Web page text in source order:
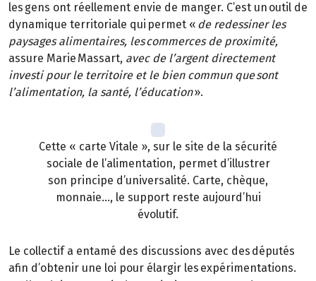
les gens ont réellement envie de manger. C’est un outil de
dynamique territoriale qui permet « de redessiner les
paysages alimentaires, les commerces de proximité,
assure Marie Massart, avec de l’argent directement
investi pour le territoire et le bien commun que sont
l’alimentation, la santé, l’éducation».
Cette « carte Vitale », sur le site de la sécurité
sociale de l’alimentation, permet d’illustrer
son principe d’universalité. Carte, chèque,
monnaie…, le support reste aujourd’hui
évolutif.
Le collectif a entamé des discussions avec des députés
afin d’obtenir une loi pour élargir les expérimentations.